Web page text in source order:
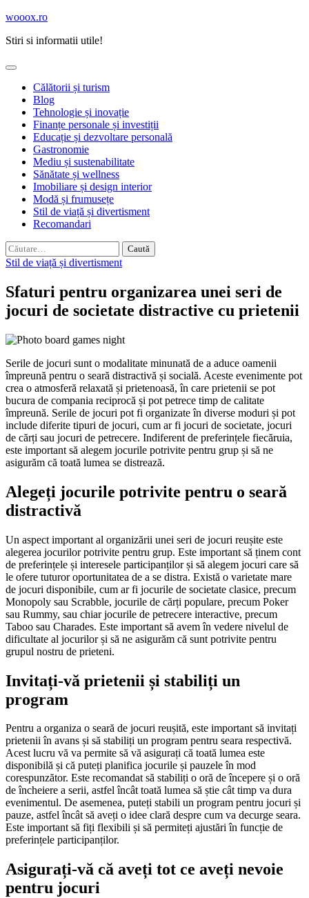
Skip
content
wooox.ro
Stiri si informatii utile!
Călătorii și turism
Blog
Tehnologie și inovație
Finanțe personale și investiții
Educație și dezvoltare personală
Gastronomie
Mediu și sustenabilitate
Sănătate și wellness
Imobiliare și design interior
Modă și frumusețe
Stil de viață și divertisment
Recomandari
Caută
după:
Stil de viață și divertisment
Sfaturi pentru organizarea unei seri de
jocuri de societate distractive cu prietenii
Serile de jocuri sunt o modalitate minunată de a aduce oamenii
împreună pentru o seară distractivă și socială. Aceste evenimente pot
crea o atmosferă relaxată și prietenoasă, în care prietenii se pot
bucura de compania reciprocă și pot petrece timp de calitate
împreună. Serile de jocuri pot fi organizate în diverse moduri și pot
include diferite tipuri de jocuri, cum ar fi jocuri de societate, jocuri
de cărți sau jocuri de petrecere. Indiferent de preferințele fiecăruia,
este important să alegem jocurile potrivite pentru grup și să ne
asigurăm că toată lumea se distrează.
Alegeți jocurile potrivite pentru o seară
distractivă
Un aspect important al organizării unei seri de jocuri reușite este
alegerea jocurilor potrivite pentru grup. Este important să ținem cont
de preferințele și interesele participanților și să alegem jocuri care să
le ofere tuturor oportunitatea de a se distra. Există o varietate mare
de jocuri disponibile, cum ar fi jocurile de societate clasice, precum
Monopoly sau Scrabble, jocurile de cărți populare, precum Poker
sau Rummy, sau chiar jocurile de petrecere interactive, precum
Taboo sau Charades. Este important să avem în vedere nivelul de
dificultate al jocurilor și să ne asigurăm că sunt potrivite pentru
grupul nostru de prieteni.
Invitați-vă prietenii și stabiliți un
program
Pentru a organiza o seară de jocuri reușită, este important să invitați
prietenii în avans și să stabiliți un program pentru seara respectivă.
Acest lucru vă va permite să vă asigurați că toată lumea este
disponibilă și că puteți planifica jocurile și pauzele în mod
corespunzător. Este recomandat să stabiliți o oră de începere și o oră
de încheiere a serii, astfel încât toată lumea să știe cât timp va dura
evenimentul. De asemenea, puteți stabili un program pentru jocuri și
pauze, astfel încât să aveți o idee clară despre cum va decurge seara.
Este important să fiți flexibili și să permiteți ajustări în funcție de
preferințele participanților.
Asigurați-vă că aveți tot ce aveți nevoie
pentru jocuri